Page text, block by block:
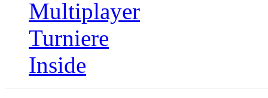
Multiplayer
Turniere
Inside